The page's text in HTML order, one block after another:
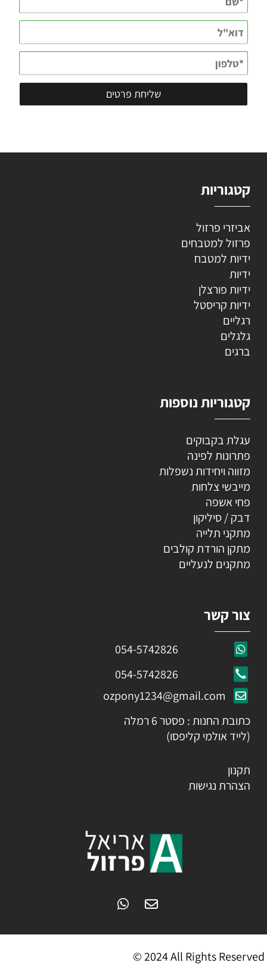
קטגוריות
אביזרי פרזול
פרזול למטבחים
ידיות למטבח
ידיות
ידיות פורצלן
ידיות קריסטל
רגליים
גלגלים
ברגים
קטגוריות נוספות
עגלת בקבוקים
פתרונות לפינה
מזווה ויחידות נשפלות
מייבשי צלחות
פחי אשפה
דבק / סיליקון
מתקני תלייה
מתקן הורדת קולבים
מתקנים לנעליים
צור קשר
054-5742826
054-5742826
ozpony1234@gmail.com
כתובת החנות : פסטר 6 רמלה
(לייד אולמי קליפסו)
תקנון
הצהרת נגישות
© 2024 All Rights Reserved